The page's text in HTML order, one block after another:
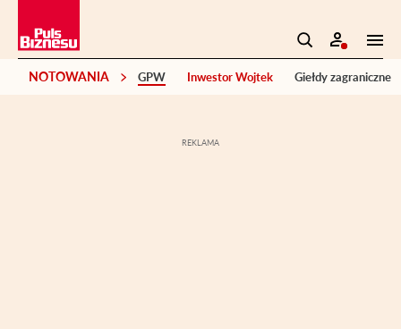
NOTOWANIA GPW Inwestor Wojtek Giełdy zagraniczne